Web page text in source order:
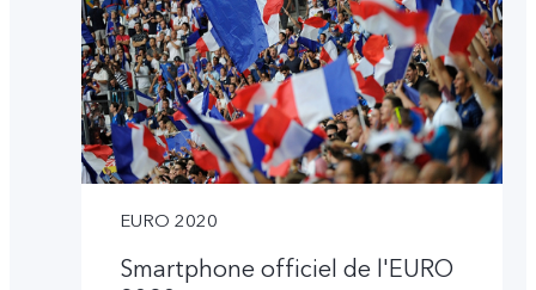
EURO 2020
Smartphone officiel de l'EURO